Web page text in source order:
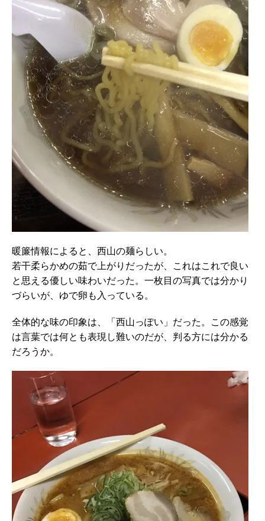
暖簾情報によると、西山の麺らしい。
若干柔らかめの茹で上がりだったが、これはこれで良い
と思える優しい味わいだった。一枚目の写真では分かり
づらいが、ゆで卵も入っている。
全体的な味の印象は、「西山っぽい」だった。この感覚
は言葉では何とも表現し難いのだが、判る方には分かる
だろうか。